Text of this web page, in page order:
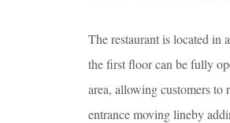
The restaurant is located in
the first floor can be fully
area, allowing customers to
entrance moving lineby